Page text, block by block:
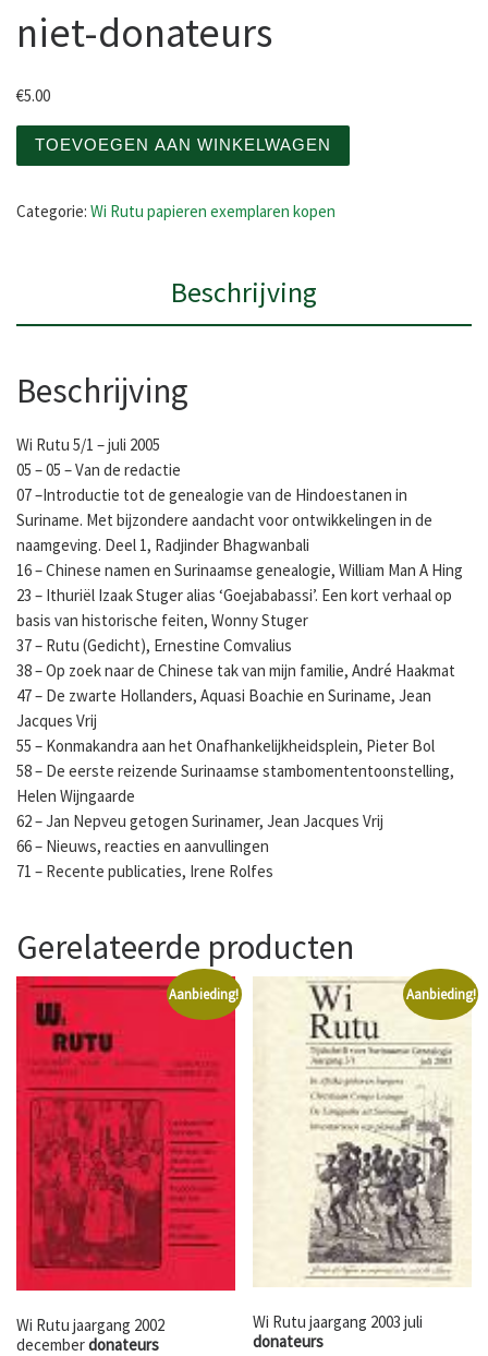
niet-donateurs
€5.00
TOEVOEGEN AAN WINKELWAGEN
Categorie: Wi Rutu papieren exemplaren kopen
Beschrijving
Beschrijving
Wi Rutu 5/1 – juli 2005
05 – 05 – Van de redactie
07 –Introductie tot de genealogie van de Hindoestanen in
Suriname. Met bijzondere aandacht voor ontwikkelingen in de
naamgeving. Deel 1, Radjinder Bhagwanbali
16 – Chinese namen en Surinaamse genealogie, William Man A Hing
23 – Ithuriël Izaak Stuger alias ‘Goejababassi’. Een kort verhaal op
basis van historische feiten, Wonny Stuger
37 – Rutu (Gedicht), Ernestine Comvalius
38 – Op zoek naar de Chinese tak van mijn familie, André Haakmat
47 – De zwarte Hollanders, Aquasi Boachie en Suriname, Jean
Jacques Vrij
55 – Konmakandra aan het Onafhankelijkheidsplein, Pieter Bol
58 – De eerste reizende Surinaamse stambomententoonstelling,
Helen Wijngaarde
62 – Jan Nepveu getogen Surinamer, Jean Jacques Vrij
66 – Nieuws, reacties en aanvullingen
71 – Recente publicaties, Irene Rolfes
Gerelateerde producten
Aanbieding!
Wi Rutu jaargang 2002
decemberdonateurs
Aanbieding!
Wi Rutu jaargang 2003 juli
donateurs